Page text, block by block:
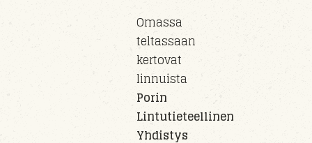
Omassa
teltassaan
kertovat
linnuista
Porin
Lintutieteellinen
Yhdistys